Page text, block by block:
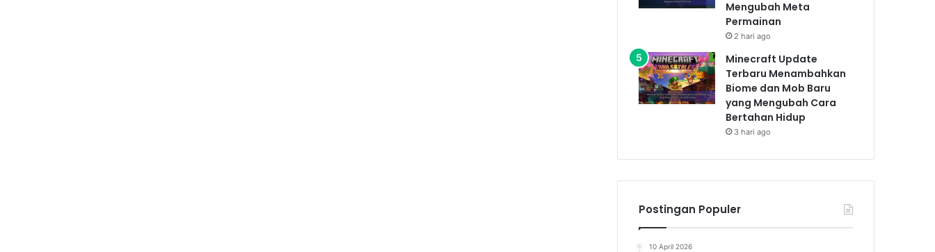
Mengubah Meta
Permainan
2 hari ago
Minecraft Update
Terbaru Menambahkan
Biome dan Mob Baru
yang Mengubah Cara
Bertahan Hidup
3 hari ago
Postingan Populer
10 April 2026